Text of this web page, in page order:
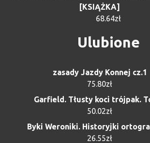
[KSIĄŻKA]
68.64zł
Ulubione
zasady Jazdy Konnej cz.1
75.80zł
Garfield. Tłusty koci trójpak.
50.02zł
Byki Weroniki. Historyjki
26.55zł